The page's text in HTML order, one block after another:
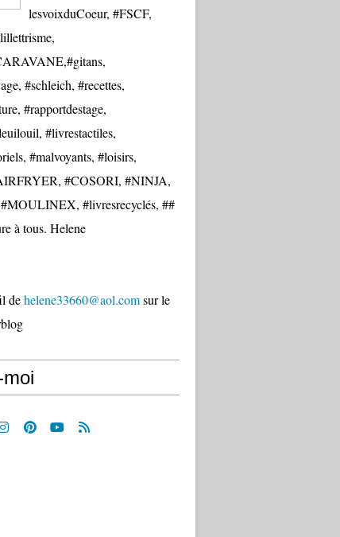
lesvoixduCoeur, #FSCF,
#schleich, #recettes,
#rapportdestage,
#livrestactiles,
#malvoyants, #loisirs,
#COSORI, #NINJA,
#livresrecyclés, ##
à tous. Helene
dehelene33660@aol.comsur le